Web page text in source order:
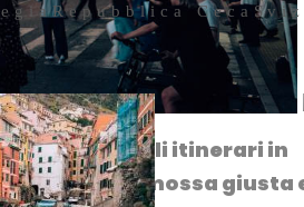
Repubblica Ceca
gli itinerari in
stata la mossa giusta